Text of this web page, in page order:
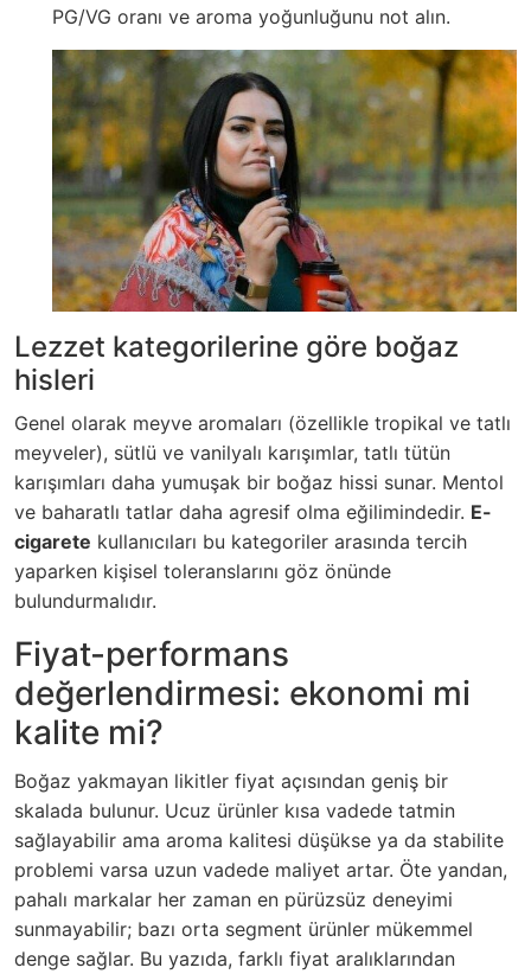
PG/VG oranı ve aroma yoğunluğunu not alın.
Lezzet kategorilerine göre boğaz
hisleri
Genel olarak meyve aromaları (özellikle tropikal ve tatlı
meyveler), sütlü ve vanilyalı karışımlar, tatlı tütün
karışımları daha yumuşak bir boğaz hissi sunar. Mentol
ve baharatlı tatlar daha agresif olma eğilimindedir. E-
cigarete kullanıcıları bu kategoriler arasında tercih
yaparken kişisel toleranslarını göz önünde
bulundurmalıdır.
Fiyat-performans
değerlendirmesi: ekonomi mi
kalite mi?
Boğaz yakmayan likitler fiyat açısından geniş bir
skalada bulunur. Ucuz ürünler kısa vadede tatmin
sağlayabilir ama aroma kalitesi düşükse ya da stabilite
problemi varsa uzun vadede maliyet artar. Öte yandan,
pahalı markalar her zaman en pürüzsüz deneyimi
sunmayabilir; bazı orta segment ürünler mükemmel
denge sağlar. Bu yazıda, farklı fiyat aralıklarından